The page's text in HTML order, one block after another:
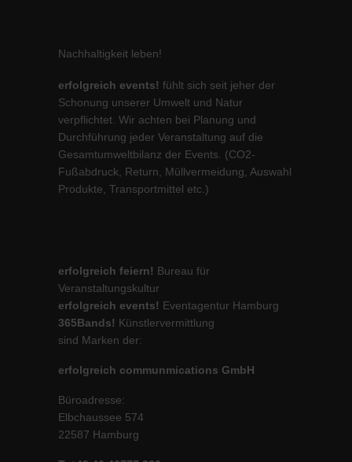
Nachhaltigkeit leben!
erfolgreich events! fühlt sich seit jeher der
Schonung unserer Umwelt und Natur
verpflichtet. Wir achten bei Planung und
Durchführung jeder Veranstaltung auf die
Gesamtumweltbilanz der Events. (CO2-
Fußabdruck, Return, Müllvermeidung, Auswahl
Produkte, Transportmittel etc.)
erfolgreich feiern! Bureau für
Veranstaltungskultur
erfolgreich events! Eventagentur Hamburg
365Bands! Künstlervermittlung
sind Marken der:
erfolgreich communmications GmbH
Büroadresse:
Elbchaussee 574
22587 Hamburg